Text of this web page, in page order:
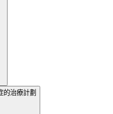
的治療計劃